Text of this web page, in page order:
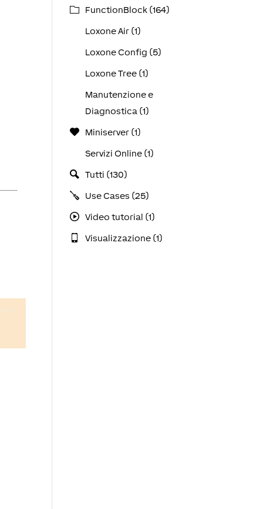
FunctionBlock (164)
Loxone Air (1)
Loxone Config (5)
Loxone Tree (1)
Manutenzione e
Diagnostica (1)
Miniserver (1)
Servizi Online (1)
Tutti (130)
Use Cases (25)
Video tutorial (1)
Visualizzazione (1)